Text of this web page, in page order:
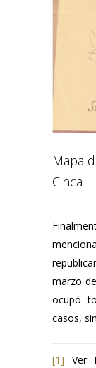
Mapa
Cinca
marzo
ocupó
casos,
[1] Ver